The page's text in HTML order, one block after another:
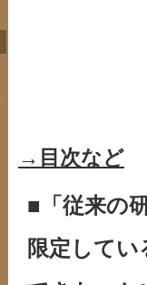
→目次など
■「従来の
限定して